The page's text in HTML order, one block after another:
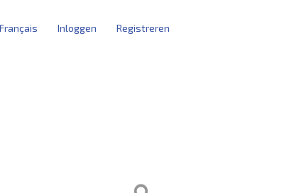
Français Inloggen Registreren